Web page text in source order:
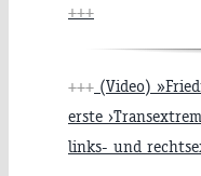
+++
+++ (Video)
erste
links- und